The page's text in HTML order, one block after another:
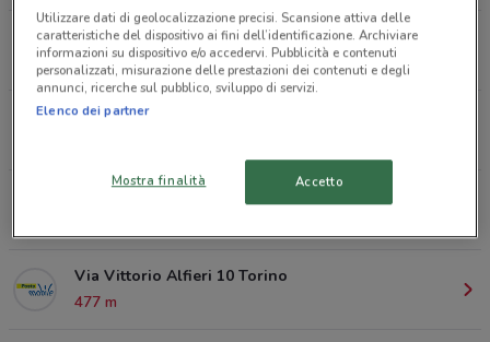
Corso Galileo Ferraris 6/f Torino
188 m
Via Dell' Arcivescovado 25 Torino
Via Vittorio Alfieri 10 Torino
477 m
Utilizzare dati di geolocalizzazione precisi. Scansione attiva delle
caratteristiche del dispositivo ai fini dell’identificazione. Archiviare
informazioni su dispositivo e/o accedervi. Pubblicità e contenuti
personalizzati, misurazione delle prestazioni dei contenuti e degli
annunci, ricerche sul pubblico, sviluppo di servizi.
Elenco dei partner
Mostra finalità Accetto